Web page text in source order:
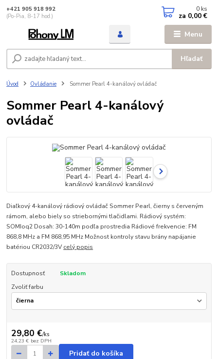
Menu
Hľadať
+421 905 918 992
(Po-Pia, 8-17 hod.)
0 ks
za 0,00 €
Úvod Ovládanie Sommer Pearl 4-kanálový ovládač
Sommer Pearl 4-kanálový
ovládač
Diaľkový 4-kanálový rádiový ovládač Sommer Pearl, čierny s červeným
rámom, alebo biely so striebornými tlačidlami. Rádiový systém:
SOMIoq2 Dosah: 30-140m podľa prostredia Rádiové frekvencie: FM
868,8 MHz a FM 868,95 MHz Možnost kontroly stavu brány napájanie
batériou CR2032/3Vcelý popis
Dostupnosť
Skladom
Zvoliť farbu
29,80 €/ks
24,23 € bez DPH
Pridať do košíka